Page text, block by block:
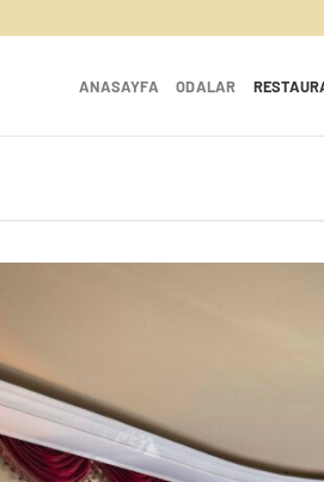
ANASAYFA ODALAR